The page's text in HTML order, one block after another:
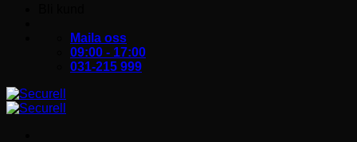
Maila oss
09:00 - 17:00
031-215 999